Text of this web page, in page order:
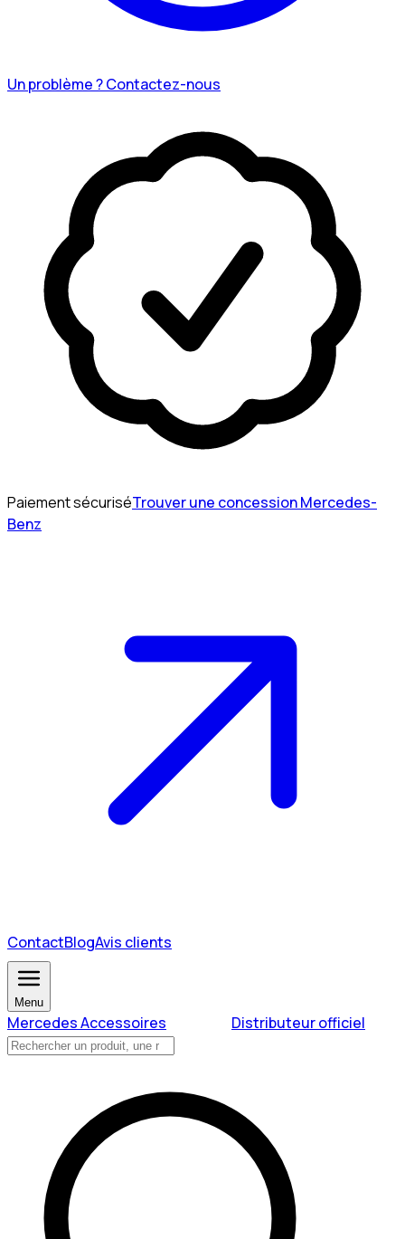
Un problème ? Contactez-nous
Paiement sécuriséTrouver une concession Mercedes-
Benz
ContactBlogAvis clients
Menu
Mercedes Accessoires Distributeur officiel